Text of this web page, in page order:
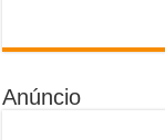
Anúncio